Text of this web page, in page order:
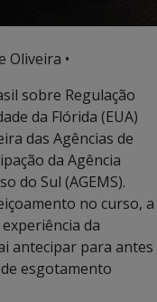
Oliveira •
sobre Regulação
da Flórida (EUA)
das Agências de
da Agência
do Sul (AGEMS).
no curso, a
da
antecipar para antes
esgotamento